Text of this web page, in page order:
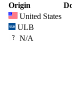
Origin
United States
ULB
N/A